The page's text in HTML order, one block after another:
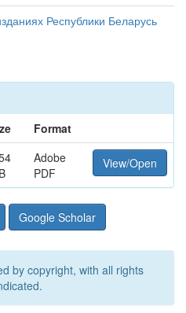
Республики Беларусь
Format
Adobe
PDF
View/Open
Google Scholar
by copyright, with all rights